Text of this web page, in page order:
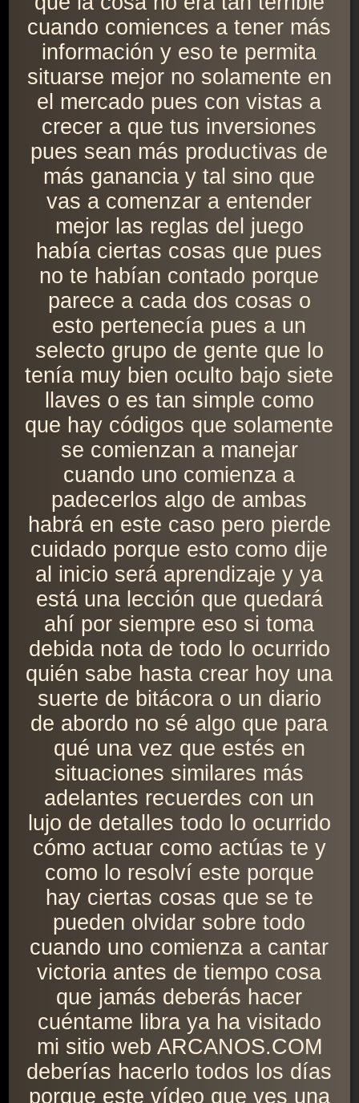
cuando comiences a tener más
información y eso te permita
situarse mejor no solamente en
el mercado pues con vistas a
crecer a que tus inversiones
pues sean más productivas de
más ganancia y tal sino que
vas a comenzar a entender
mejor las reglas del juego
había ciertas cosas que pues
no te habían contado porque
parece a cada dos cosas o
esto pertenecía pues a un
selecto grupo de gente que lo
tenía muy bien oculto bajo siete
llaves o es tan simple como
que hay códigos que solamente
se comienzan a manejar
cuando uno comienza a
padecerlos algo de ambas
habrá en este caso pero pierde
cuidado porque esto como dije
al inicio será aprendizaje y ya
está una lección que quedará
ahí por siempre eso si toma
debida nota de todo lo ocurrido
quién sabe hasta crear hoy una
suerte de bitácora o un diario
de abordo no sé algo que para
qué una vez que estés en
situaciones similares más
adelantes recuerdes con un
lujo de detalles todo lo ocurrido
cómo actuar como actúas te y
como lo resolví este porque
hay ciertas cosas que se te
pueden olvidar sobre todo
cuando uno comienza a cantar
victoria antes de tiempo cosa
que jamás deberás hacer
cuéntame libra ya ha visitado
mi sitio web ARCANOS.COM
deberías hacerlo todos los días
porque este vídeo que ves una